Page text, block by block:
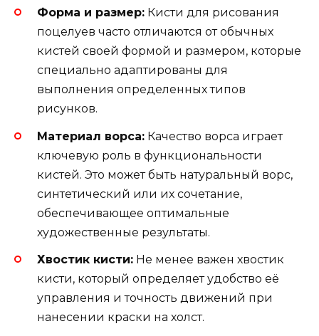
Форма и размер: Кисти для рисования
поцелуев часто отличаются от обычных
кистей своей формой и размером, которые
специально адаптированы для
выполнения определенных типов
рисунков.
Материал ворса: Качество ворса играет
ключевую роль в функциональности
кистей. Это может быть натуральный ворс,
синтетический или их сочетание,
обеспечивающее оптимальные
художественные результаты.
Хвостик кисти: Не менее важен хвостик
кисти, который определяет удобство её
управления и точность движений при
нанесении краски на холст.